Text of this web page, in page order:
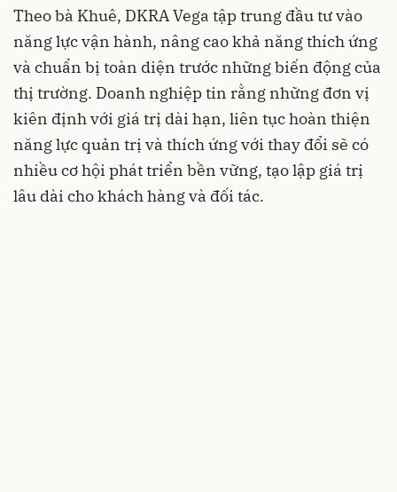
Theo bà Khuê, DKRA Vega tập trung đầu tư vào
năng lực vận hành, nâng cao khả năng thích ứng
và chuẩn bị toàn diện trước những biến động của
thị trường. Doanh nghiệp tin rằng những đơn vị
kiên định với giá trị dài hạn, liên tục hoàn thiện
năng lực quản trị và thích ứng với thay đổi sẽ có
nhiều cơ hội phát triển bền vững, tạo lập giá trị
lâu dài cho khách hàng và đối tác.